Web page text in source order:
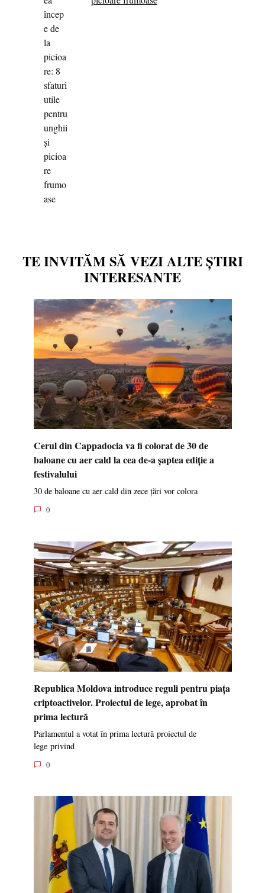
TE INVITĂM SĂ VEZI ALTE ȘTIRI
INTERESANTE
Cerul din Cappadocia va fi colorat de 30 de
baloane cu aer cald la cea de-a șaptea ediție a
festivalului
30 de baloane cu aer cald din zece țări vor colora
0
Republica Moldova introduce reguli pentru piața
criptoactivelor. Proiectul de lege, aprobat în
prima lectură
Parlamentul a votat în prima lectură proiectul de
lege privind
0